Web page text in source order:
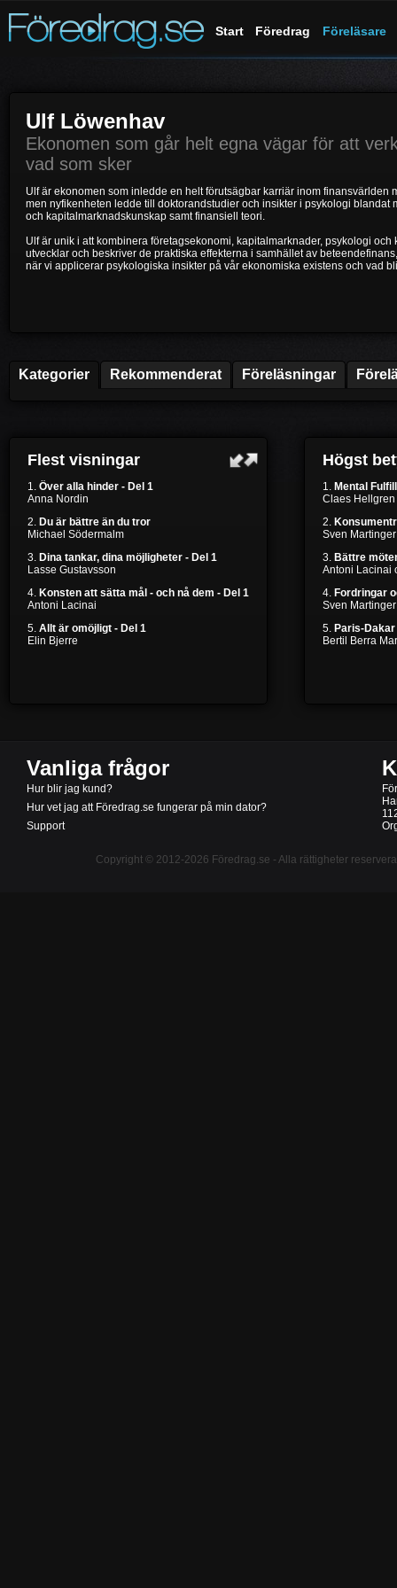
Start Föredrag Föreläsare
Ulf Löwenhav
Ekonomen som går helt egna vägar för att
vad som sker
Ulf är ekonomen som inledde en helt förutsägbar karriär inom finansvärlden
men nyfikenheten ledde till doktorandstudier och insikter i psykologi blandat
och kapitalmarknadskunskap samt finansiell teori.
Ulf är unik i att kombinera företagsekonomi, kapitalmarknader, psykologi och
utvecklar och beskriver de praktiska effekterna i samhället av
när vi applicerar psykologiska insikter på vår ekonomiska existens och vad
Kategorier Rekommenderat Föreläsningar
Flest visningar
1. Över alla hinder - Del 1
Anna Nordin
2. Du är bättre än du tror
Michael Södermalm
3. Dina tankar, dina möjligheter - Del 1
Lasse Gustavsson
4. Konsten att sätta mål - och nå dem - Del 1
Antoni Lacinai
5. Allt är omöjligt - Del 1
Elin Bjerre
Högst
1. Mental
Claes Hellgren
2.
Sven Martinger
3. Bättre
Antoni Lacinai
4. Fordringar
Sven Martinger
5. Paris-Dakar
Bertil Berra
Vanliga frågor
Hur blir jag kund?
Hur vet jag att Föredrag.se fungerar på min dator?
Support
Copyright © 2012-2026 Föredrag.se - Alla rättigheter